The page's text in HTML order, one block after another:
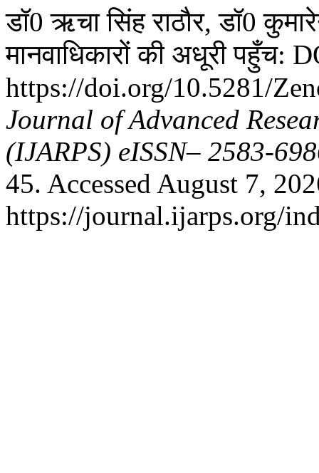
डॉ0 ऋचा सिंह राठौर, डॉ0
मानवाधिकारों की अधूरी पहुँच:
https://doi.org/10.5281/
Journal of Advanced
(IJARPS) eISSN– 2583-
45. Accessed August 7,
https://journal.ijarps.org/